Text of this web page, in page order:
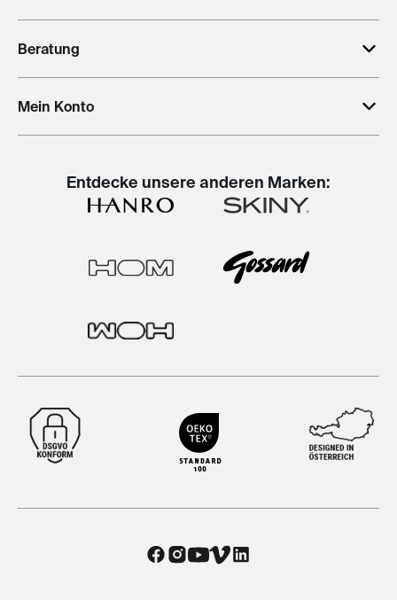
Beratung
Mein Konto
Entdecke unsere anderen Marken: